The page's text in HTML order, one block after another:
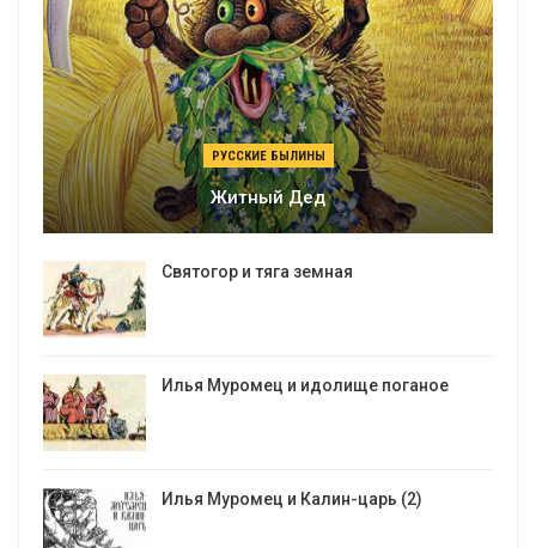
РУССКИЕ БЫЛИНЫ
Житный Дед
Святогор и тяга земная
Илья Муромец и идолище поганое
Илья Муромец и Калин-царь (2)